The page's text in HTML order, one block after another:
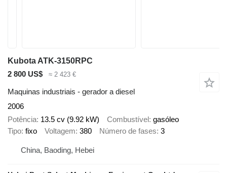
Kubota ATK-3150RPC
2 800 US$
≈ 2 423 €
Maquinas industriais - gerador a diesel
2006
Potência 13.5 cv (9.92 kW) Combustível gasóleo
Tipo fixo Voltagem 380 Número de fases 3
China, Baoding, Hebei